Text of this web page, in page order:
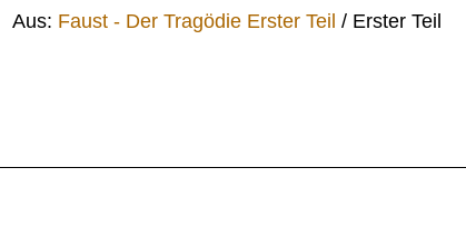
Aus: Faust - Der Tragödie Erster Teil / Erster Teil